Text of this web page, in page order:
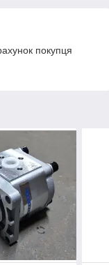
покупця